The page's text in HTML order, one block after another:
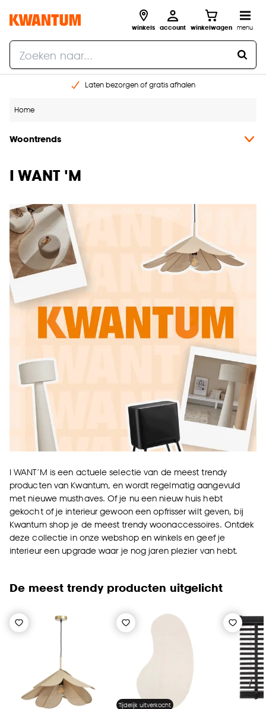
winkels account winkelwagen menu
Laten bezorgen of gratis afhalen
Home
Woontrends
I WANT 'M
I WANT’M is een actuele selectie van de meest trendy
producten van Kwantum, en wordt regelmatig aangevuld
met nieuwe musthaves. Of je nu een nieuw huis hebt
gekocht of je interieur gewoon een opfrisser wilt geven, bij
Kwantum shop je de meest trendy woonaccessoires. Ontdek
deze collectie in onze webshop en winkels en geef je
interieur een upgrade waar je nog jaren plezier van hebt.
De meest trendy producten uitgelicht
Tijdelijk uitverkocht